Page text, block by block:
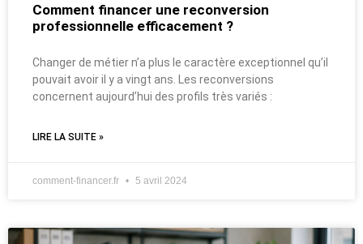
Comment financer une reconversion
professionnelle efficacement ?
Changer de métier n’a plus le caractère exceptionnel qu’il
pouvait avoir il y a vingt ans. Les reconversions
concernent aujourd’hui des profils très variés :
LIRE LA SUITE »
comment-financer.fr 5 avril 2024